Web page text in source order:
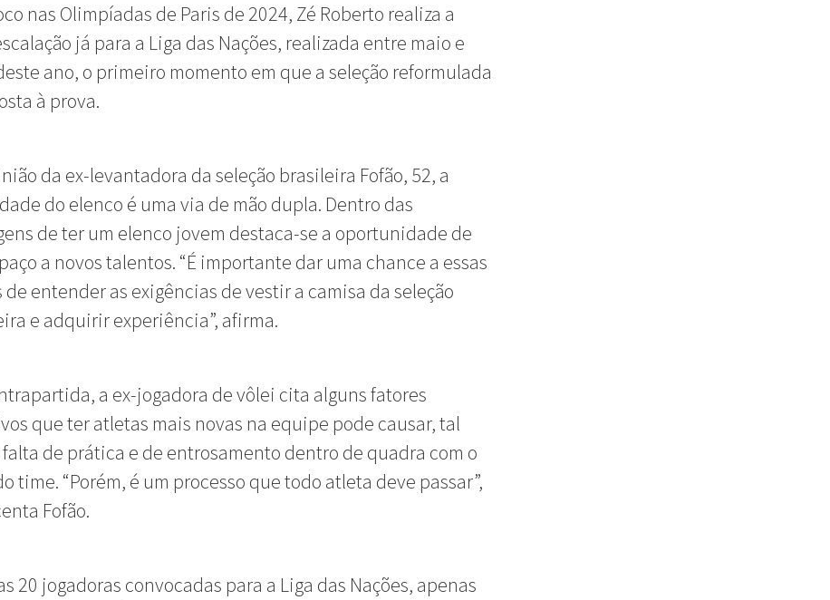
nas Olimpíadas de Paris de 2024, Zé Roberto realiza a
já para a Liga das Nações, realizada entre maio e
ano, o primeiro momento em que a seleção reformulada
à prova.
da ex-levantadora da seleção brasileira Fofão, 52, a
do elenco é uma via de mão dupla. Dentro das
de ter um elenco jovem destaca-se a oportunidade de
a novos talentos. “É importante dar uma chance a essas
de entender as exigências de vestir a camisa da seleção
e adquirir experiência”, afirma.
a ex-jogadora de vôlei cita alguns fatores
que ter atletas mais novas na equipe pode causar, tal
de prática e de entrosamento dentro de quadra com o
time. “Porém, é um processo que todo atleta deve passar”,
Fofão.
20 jogadoras convocadas para a Liga das Nações, apenas